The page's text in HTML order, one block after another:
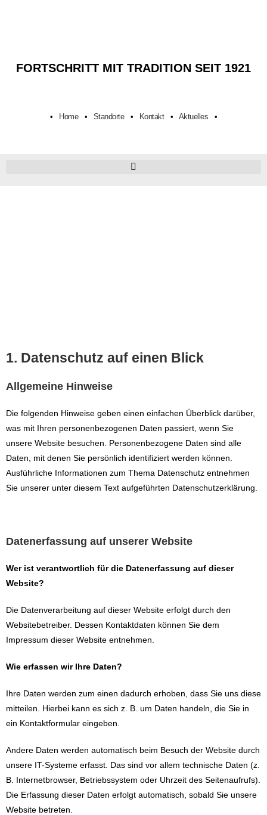
FORTSCHRITT MIT TRADITION SEIT 1921
• Home • Standorte • Kontakt • Aktuelles •
1. Datenschutz auf einen Blick
Allgemeine Hinweise
Die folgenden Hinweise geben einen einfachen Überblick darüber,
was mit Ihren personenbezogenen Daten passiert, wenn Sie
unsere Website besuchen. Personenbezogene Daten sind alle
Daten, mit denen Sie persönlich identifiziert werden können.
Ausführliche Informationen zum Thema Datenschutz entnehmen
Sie unserer unter diesem Text aufgeführten Datenschutzerklärung.
Datenerfassung auf unserer Website
Wer ist verantwortlich für die Datenerfassung auf dieser
Website?
Die Datenverarbeitung auf dieser Website erfolgt durch den
Websitebetreiber. Dessen Kontaktdaten können Sie dem
Impressum dieser Website entnehmen.
Wie erfassen wir Ihre Daten?
Ihre Daten werden zum einen dadurch erhoben, dass Sie uns diese
mitteilen. Hierbei kann es sich z. B. um Daten handeln, die Sie in
ein Kontaktformular eingeben.
Andere Daten werden automatisch beim Besuch der Website durch
unsere IT-Systeme erfasst. Das sind vor allem technische Daten (z.
B. Internetbrowser, Betriebssystem oder Uhrzeit des Seitenaufrufs).
Die Erfassung dieser Daten erfolgt automatisch, sobald Sie unsere
Website betreten.